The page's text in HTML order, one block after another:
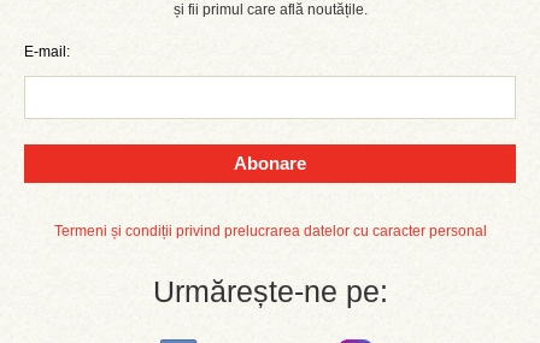
și fii primul care află noutățile.
E-mail:
Abonare
Termeni și condiții privind prelucrarea datelor cu caracter personal
Urmărește-ne pe: